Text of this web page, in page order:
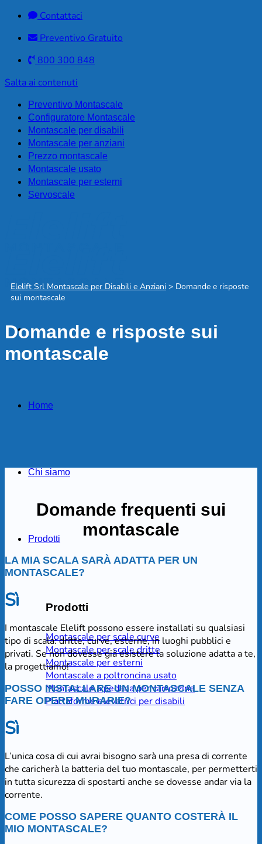
Contattaci
Preventivo Gratuito
800 300 848
Salta ai contenuti
Preventivo Montascale
Configuratore Montascale
Montascale per disabili
Montascale per anziani
Prezzo montascale
Montascale usato
Montascale per esterni
Servoscale
Home
Chi siamo
Prodotti
Prodotti
Montascale per scale curve
Montascale per scale dritte
Montascale per esterni
Montascale a poltroncina usato
Montascale a pedana per carrozzine
Piattaforme elevatrici per disabili
Elelift Srl Montascale per Disabili e Anziani > Domande e risposte
sui montascale
Domande e risposte sui
montascale
Domande frequenti sui
montascale
LA MIA SCALA SARÀ ADATTA PER UN
MONTASCALE?
Sì
I montascale Elelift possono essere installati su qualsiasi
tipo di scala: dritte, curve, esterne, in luoghi pubblici e
privati. Se non dovesse già esistere la soluzione adatta a te,
la progettiamo!
POSSO INSTALLARE UN MONTASCALE SENZA
FARE OPERE MURARIE?
Sì
L’unica cosa di cui avrai bisogno sarà una presa di corrente
che caricherà la batteria del tuo montascale, per permetterti
in tutta sicurezza di spostarti anche se dovesse andar via la
corrente.
COME POSSO SAPERE QUANTO COSTERÀ IL
MIO MONTASCALE?